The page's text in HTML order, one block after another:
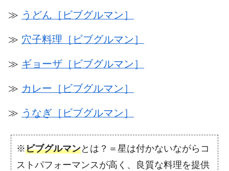
≫ うどん［ビブグルマン］
≫ 穴子料理［ビブグルマン］
≫ ギョーザ［ビブグルマン］
≫ カレー［ビブグルマン］
≫ うなぎ［ビブグルマン］
※ビブグルマンとは？＝星は付かないながらコ
ストパフォーマンスが高く、良質な料理を提供